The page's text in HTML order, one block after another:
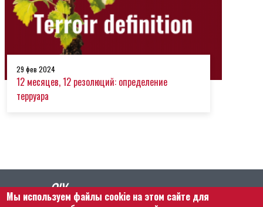
29 фев 2024
12 месяцев, 12 резолюций: определение
терруара
Мы используем файлы cookie на этом сайте для